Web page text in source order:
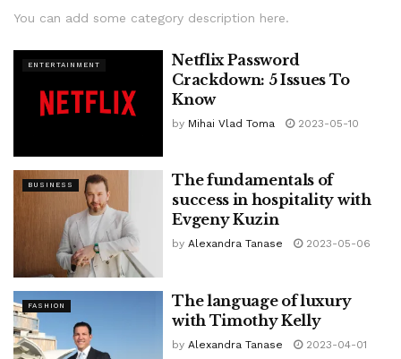
You can add some category description here.
ENTERTAINMENT
Netflix Password
Crackdown: 5 Issues To
Know
by Mihai Vlad Toma 2023-05-10
BUSINESS
The fundamentals of
success in hospitality with
Evgeny Kuzin
by Alexandra Tanase 2023-05-06
FASHION
The language of luxury
with Timothy Kelly
by Alexandra Tanase 2023-04-01